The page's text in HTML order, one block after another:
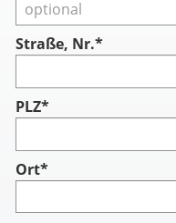
Straße, Nr.*
PLZ*
Ort*